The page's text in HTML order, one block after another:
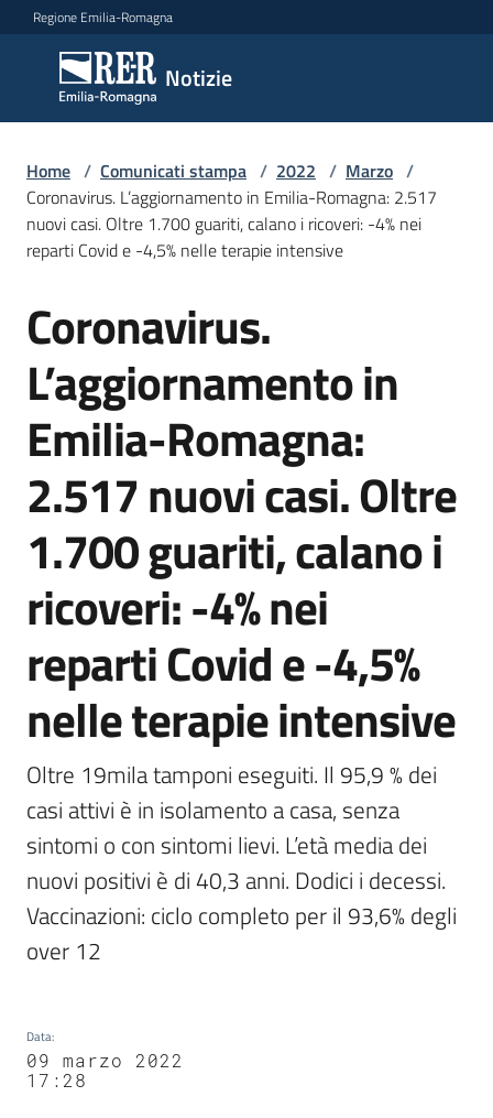
Vai al contenuto
Vai alla navigazione
Vai al footer
Regione Emilia-Romagna
Notizie
Notizie
Comunicati
stampa
Menu selezionato
Cerca
comunicato
Risorse
Agenzia
di
informazione
comunicazione
Seguici
su
Home / Comunicati stampa / 2022 / Marzo /
Coronavirus. L’aggiornamento in Emilia-Romagna: 2.517
nuovi casi. Oltre 1.700 guariti, calano i ricoveri: -4% nei
reparti Covid e -4,5% nelle terapie intensive
Salta al contenuto
Coronavirus.
L’aggiornamento in
Emilia-Romagna:
2.517 nuovi casi. Oltre
1.700 guariti, calano i
ricoveri: -4% nei
reparti Covid e -4,5%
nelle terapie intensive
Oltre 19mila tamponi eseguiti. Il 95,9 % dei
casi attivi è in isolamento a casa, senza
sintomi o con sintomi lievi. L’età media dei
nuovi positivi è di 40,3 anni. Dodici i decessi.
Vaccinazioni: ciclo completo per il 93,6% degli
over 12
Data:
09 marzo 2022
17:28